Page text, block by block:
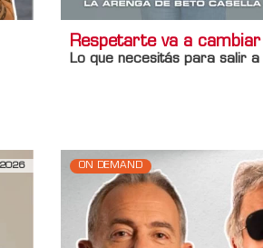
Respetarte va a
Lo que necesitás para salir a
ON DEMAND